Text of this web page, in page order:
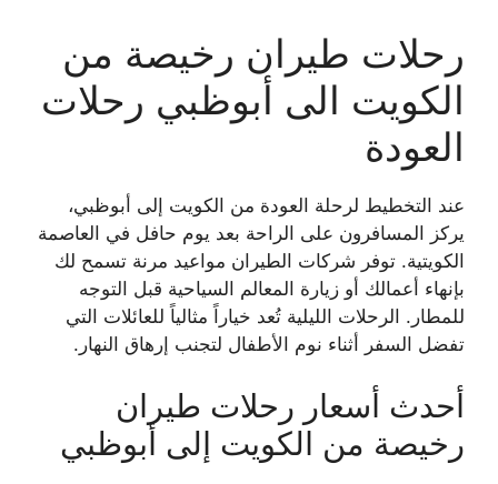
رحلات طيران رخيصة من
الكويت الى أبوظبي رحلات
العودة
عند التخطيط لرحلة العودة من الكويت إلى أبوظبي،
يركز المسافرون على الراحة بعد يوم حافل في العاصمة
الكويتية. توفر شركات الطيران مواعيد مرنة تسمح لك
بإنهاء أعمالك أو زيارة المعالم السياحية قبل التوجه
للمطار. الرحلات الليلية تُعد خياراً مثالياً للعائلات التي
تفضل السفر أثناء نوم الأطفال لتجنب إرهاق النهار.
أحدث أسعار رحلات طيران
رخيصة من الكويت إلى أبوظبي